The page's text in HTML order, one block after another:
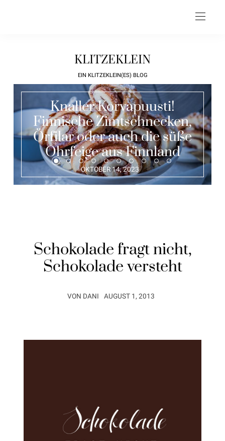
KLITZEKLEIN
EIN KLITZEKLEIN(ES) BLOG
Knaller Korvapuusti!
Finnische Zimtschnecken,
Örfilar oder auch die süße
Ohrfeige aus Finnland
OKTOBER 14, 2023
Schokolade fragt nicht,
Schokolade versteht
VON DANI AUGUST 1, 2013